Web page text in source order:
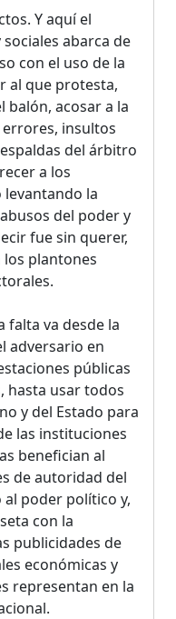
Y aquí el
abarca de
con el uso de la
al que protesta,
balón, acosar a la
insultos
del árbitro
a los
la
del poder y
fue sin querer,
plantones
falta va desde la
adversario en
públicas
hasta usar todos
y del Estado para
las instituciones
benefician al
de autoridad del
poder político y,
con la
publicidades de
económicas y
representan en la